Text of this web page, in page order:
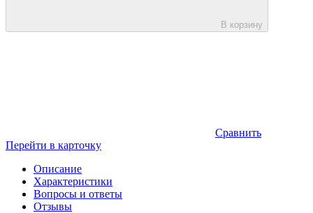
В корзину
Сравнить
Перейти в карточку
Описание
Характеристики
Вопросы и ответы
Отзывы